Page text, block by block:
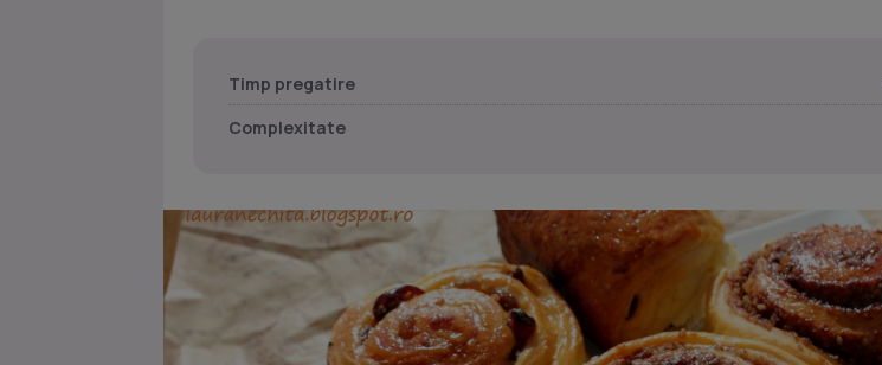
Timp pregatire
Complexitate